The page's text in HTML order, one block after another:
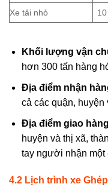
Xe tải nhỏ 10
Khối lượng vận
hơn 300 tấn hàng
Địa điểm nhận
cả các quận, huyện
Địa điểm giao hàng
huyện và thị xã,
tay người nhận một
4.2 Lịch trình xe